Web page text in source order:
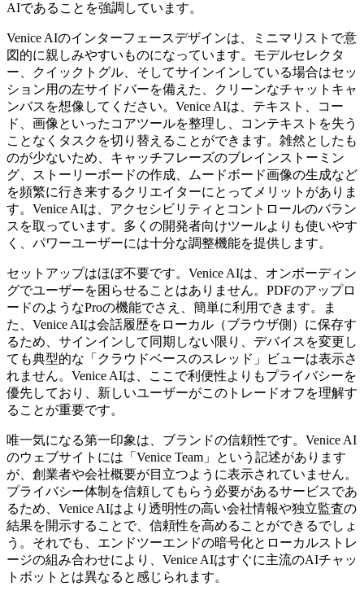
AIであることを強調しています。
Venice AIのインターフェースデザインは、ミニマリストで意
図的に親しみやすいものになっています。モデルセレクタ
ー、クイックトグル、そしてサインインしている場合はセッ
ション用の左サイドバーを備えた、クリーンなチャットキャ
ンバスを想像してください。Venice AIは、テキスト、コー
ド、画像といったコアツールを整理し、コンテキストを失う
ことなくタスクを切り替えることができます。雑然としたも
のが少ないため、キャッチフレーズのブレインストーミン
グ、ストーリーボードの作成、ムードボード画像の生成など
を頻繁に行き来するクリエイターにとってメリットがありま
す。Venice AIは、アクセシビリティとコントロールのバラン
スを取っています。多くの開発者向けツールよりも使いやす
く、パワーユーザーには十分な調整機能を提供します。
セットアップはほぼ不要です。Venice AIは、オンボーディン
グでユーザーを困らせることはありません。PDFのアップロ
ードのようなProの機能でさえ、簡単に利用できます。ま
た、Venice AIは会話履歴をローカル（ブラウザ側）に保存す
るため、サインインして同期しない限り、デバイスを変更し
ても典型的な「クラウドベースのスレッド」ビューは表示さ
れません。Venice AIは、ここで利便性よりもプライバシーを
優先しており、新しいユーザーがこのトレードオフを理解す
ることが重要です。
唯一気になる第一印象は、ブランドの信頼性です。Venice AI
のウェブサイトには「Venice Team」という記述があります
が、創業者や会社概要が目立つように表示されていません。
プライバシー体制を信頼してもらう必要があるサービスであ
るため、Venice AIはより透明性の高い会社情報や独立監査の
結果を開示することで、信頼性を高めることができるでしょ
う。それでも、エンドツーエンドの暗号化とローカルストレ
ージの組み合わせにより、Venice AIはすぐに主流のAIチャッ
トボットとは異なると感じられます。